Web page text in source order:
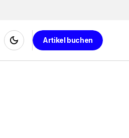
Artikel buchen